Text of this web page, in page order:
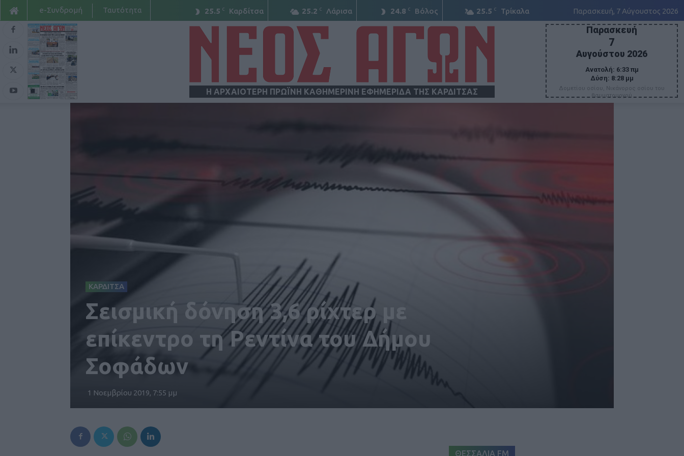
25.5 C Καρδίτσα 25.2 C Λάρισα 24.8 C Βόλος 25.5 C Τρίκαλα Παρασκευή, 7 Αύγουστος 2026
e-Συνδρομή Ταυτότητα
Η ΑΡΧΑΙΟΤΕΡΗ ΠΡΩΪΝΗ ΚΑΘΗΜΕΡΙΝΗ ΕΦΗΜΕΡΙΔΑ ΤΗΣ ΚΑΡΔΙΤΣΑΣ
Παρασκευή
7
Αυγούστου 2026
Ανατολή: 6:33 πμ
Δύση: 8:28 μμ
Δομετίου οσίου, Νικάνορος οσίου του
θαυματουργού
ΚΑΡΔΙΤΣΑ
Σεισμική δόνηση 3,6 ρίχτερ με
επίκεντρο τη Ρεντίνα του Δήμου
Σοφάδων
1 Νοεμβρίου 2019, 7:55 μμ
ΘΕΣΣΑΛΙΑ FM